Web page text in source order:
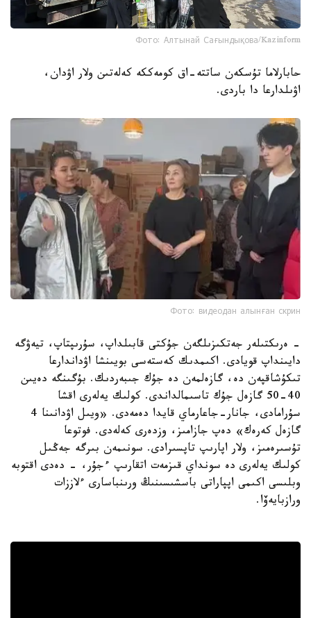
Фото: Алтынай Сағындықова/Kazinform
حابارلاما تۇسكەن ساتتە-اق كومەككە كەلەتىن ولار اۋدان،
اۋىلدارعا دا باردى.
Фото: видеодан алынған скрин
- ەرىكتىلەر جەتكىزىلگەن جۇكتى قابىلداپ، سۇرىپتاپ، تيەۋگە
دايىنداپ قويادى. اكىمدىك كەستەسى بويىنشا اۋداندارعا
تىكۇشاقپەن دە، گازەلمەن دە جۇك جىبەردىك. بۇگىنگە دەيىن
40-50 گازەل جۇك تاسىمالداندى. كولىك يەلەرى اقشا
سۇرامادى، جانار-جاعارماي قايدا دەمەدى. «ويىل اۋدانىنا 4
گازەل كەرەك» دەپ جازامىز، وزدەرى كەلەدى. فوتوعا
تۇسىرەمىز، ولار اپارىپ تاپسىرادى. سونىمەن بىرگە جەڭىل
كولىك يەلەرى دە سونداي قىزمەت اتقارىپ ءجۇر، - دەدى اقتوبە
وبلىسى اكىمى اپپاراتى باسشىسىنىڭ ورىنباسارى ءلاززات
ورازبايەۆا.